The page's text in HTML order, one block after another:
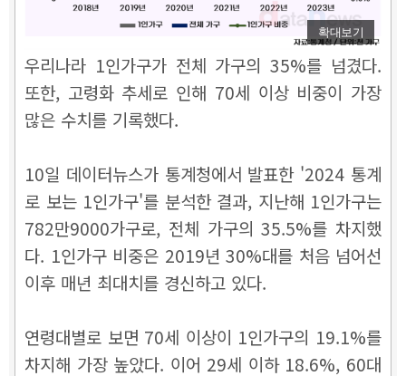
확대보기
우리나라 1인가구가 전체 가구의 35%를 넘겼다.
또한, 고령화 추세로 인해 70세 이상 비중이 가장
많은 수치를 기록했다.
10일 데이터뉴스가 통계청에서 발표한 '2024 통계
로 보는 1인가구'를 분석한 결과, 지난해 1인가구는
782만9000가구로, 전체 가구의 35.5%를 차지했
다. 1인가구 비중은 2019년 30%대를 처음 넘어선
이후 매년 최대치를 경신하고 있다.
연령대별로 보면 70세 이상이 1인가구의 19.1%를
차지해 가장 높았다. 이어 29세 이하 18.6%, 60대